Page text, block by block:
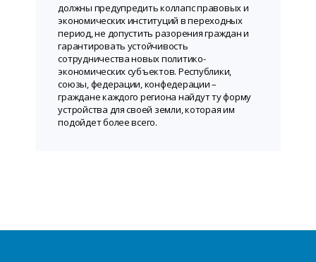
должны предупредить коллапс правовых и
экономических институций в переходных
период, не допустить разорения граждан и
гарантировать устойчивость
сотрудничества новых политико-
экономических субъектов. Республики,
союзы, федерации, конфедерации –
граждане каждого региона найдут ту форму
устройства для своей земли, которая им
подойдет более всего.